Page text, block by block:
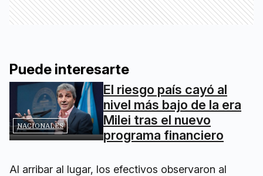
Puede interesarte
NACIONALES
El riesgo país cayó al
nivel más bajo de la era
Milei tras el nuevo
programa financiero
Al arribar al lugar, los efectivos observaron al